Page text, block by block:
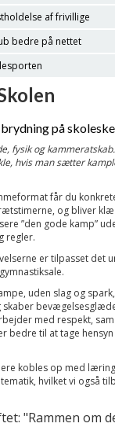
af frivillige
bedre på nettet
på
fysik og
hvis man sætter
får du
og bliver
”den gode kamp”
regler.
er tilpasset det
uden slag og
skaber
med respekt,
bedre til at tage
kobles op med
hvilket vi også
"Rammen om